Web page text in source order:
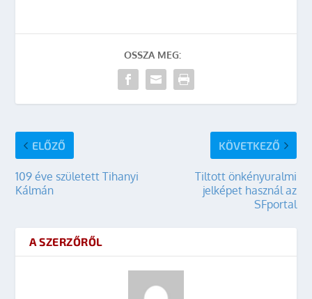
OSSZA MEG:
ELŐZŐ
109 éve született Tihanyi
Kálmán
KÖVETKEZŐ
Tiltott önkényuralmi
jelképet használ az
SFportal
A SZERZŐRŐL